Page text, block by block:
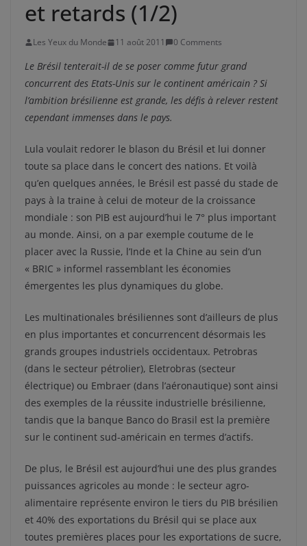
et retards (1/2)
Les Yeux du Monde 11 août 2011 0 Comments
Le Brésil tenterait-il de se poser comme futur grand
concurrent des Etats-Unis sur le continent américain ? Si
l’ambition brésilienne est grande, les défis à relever restent
cependant immenses dans le pays.
Lula voulait redorer le blason du Brésil et lui donner
toute sa place dans le concert des nations. Et voilà
qu’en quelques années, le Brésil est passé du stade de
pays à la traine à celui de moteur de la croissance
mondiale : son PIB est aujourd’hui le 7° plus important
au monde. Ainsi, on a par exemple coutume de le
placer avec la Russie, l’Inde et la Chine au sein d’un
« BRIC » informel rassemblant les économies
émergentes les plus dynamiques du globe.
Les multinationales brésiliennes sont d’ailleurs de plus
en plus importantes et concurrencent désormais les
grands groupes industriels occidentaux. Petrobras
(dans le secteur pétrolier), Eletrobras (secteur
électrique) ou Embraer (dans l’aéronautique) sont ainsi
des exemples de la réussite industrielle brésilienne,
tandis que la banque Banco do Brasil est la première
sur le continent sud-américain en termes d’actifs.
De plus, le Brésil est aujourd’hui une des plus grandes
puissances agricoles au monde : le secteur agro-
alimentaire représente environ le tiers du PIB brésilien
et 40% des exportations du Brésil qui se place aux
toutes premières places pour les exportations de sucre,